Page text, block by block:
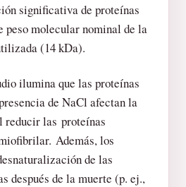
significativa de proteínas
molecular nominal de la
(14 kDa).
ilumina que las proteínas
de NaCl afectan la
reducir las proteínas
Además, los
de las
después de la muerte (p. ej.,